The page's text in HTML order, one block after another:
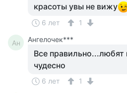
красоты увы не вижу
6 лет 1
Ан Ангелочек***
Все
чудесно
6 лет
1